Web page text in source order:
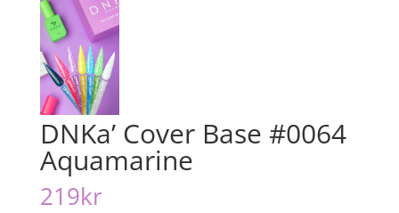
DNKa’ Cover Base #0064
Aquamarine
219kr